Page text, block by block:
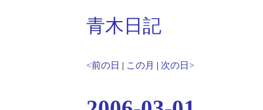
青木日記
<前の日 | この月 | 次の日>